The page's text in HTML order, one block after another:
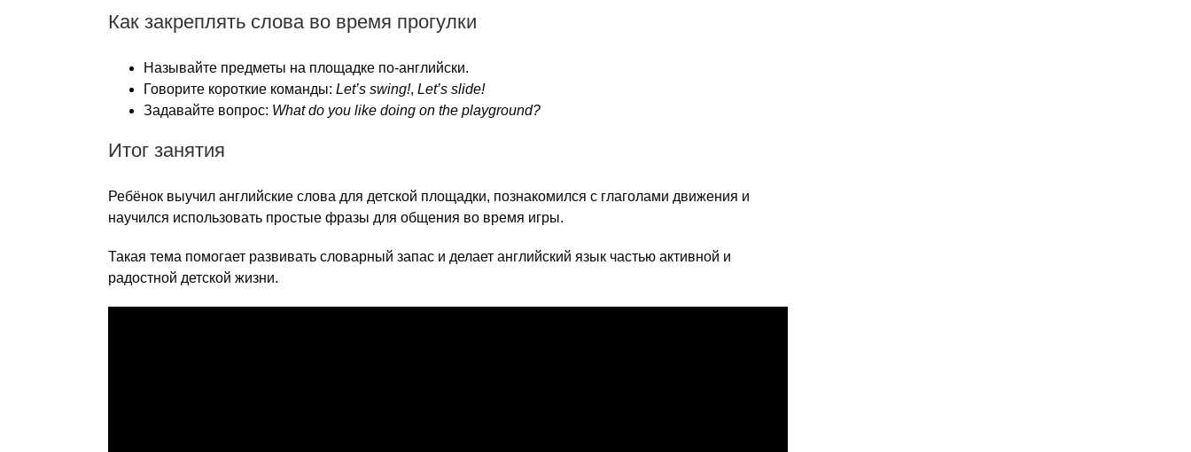
Как закреплять слова во время прогулки
Называйте предметы на площадке по-английски.
Говорите короткие команды: Let’s swing!, Let’s slide!
Задавайте вопрос: What do you like doing on the playground?
Итог занятия
Ребёнок выучил английские слова для детской площадки, познакомился с глаголами движения и
научился использовать простые фразы для общения во время игры.
Такая тема помогает развивать словарный запас и делает английский язык частью активной и
радостной детской жизни.